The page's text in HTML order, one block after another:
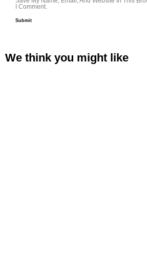
I Comment.
We think you might like